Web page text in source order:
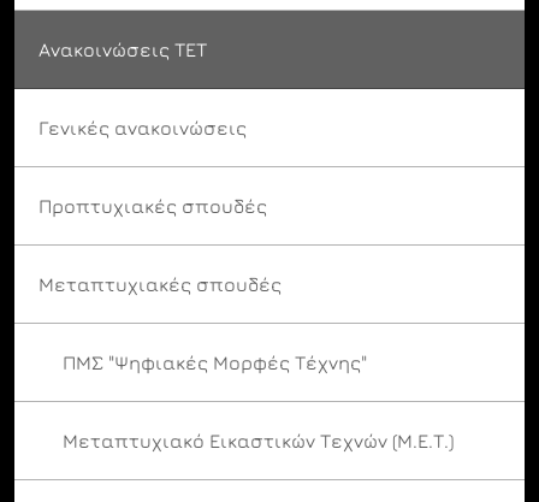
Ανακοινώσεις ΤΕΤ
Γενικές ανακοινώσεις
Προπτυχιακές σπουδές
Μεταπτυχιακές σπουδές
ΠΜΣ "Ψηφιακές Μορφές Τέχνης"
Μεταπτυχιακό Εικαστικών Τεχνών (Μ.Ε.Τ.)